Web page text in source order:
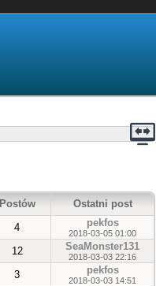
Postów
Ostatni post
4 pekfos
2018-03-05 01:00
12 SeaMonster131
2018-03-03 22:16
3 pekfos
2018-03-03 14:51